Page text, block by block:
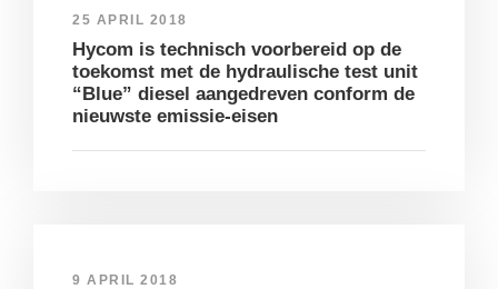
25 APRIL 2018
Hycom is technisch voorbereid op de
toekomst met de hydraulische test unit
“Blue” diesel aangedreven conform de
nieuwste emissie-eisen
9 APRIL 2018